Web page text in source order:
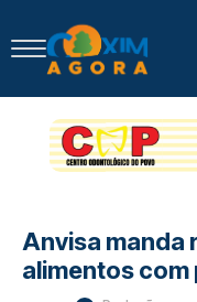
Anvisa manda
alimentos